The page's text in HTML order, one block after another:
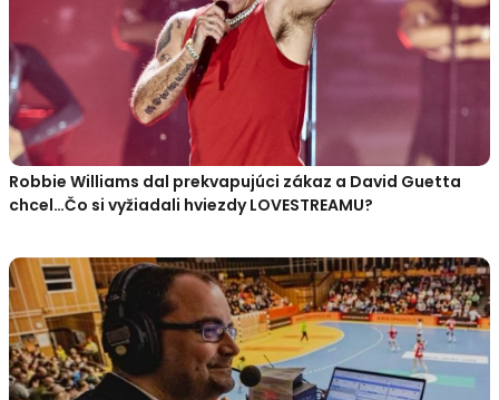
Robbie Williams dal prekvapujúci zákaz a David Guetta
chcel…Čo si vyžiadali hviezdy LOVESTREAMU?